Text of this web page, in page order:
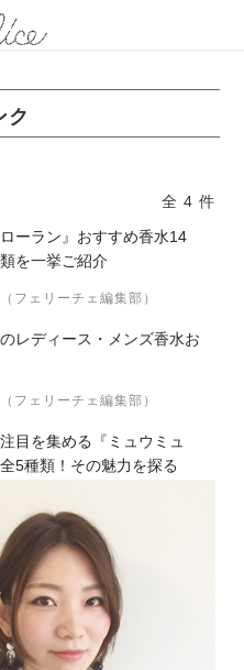
ク
全 4 件
ローラン』おすすめ香水14
を一挙ご紹介
フェリーチェ編集部）
レディース・メンズ香水お
フェリーチェ編集部）
目を集める『ミュウミュ
5種類！その魅力を探る